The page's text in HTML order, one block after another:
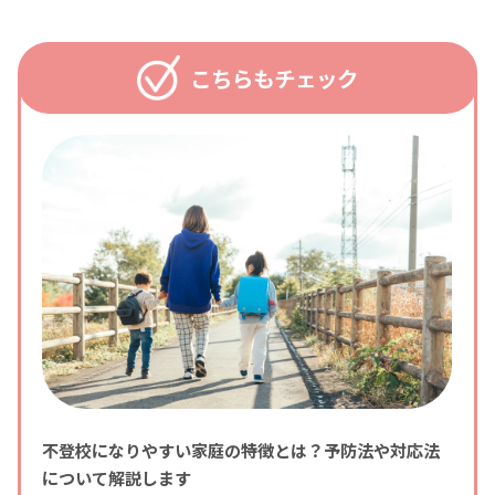
こちらもチェック
不登校になりやすい家庭の特徴とは？予防法や対応法
について解説します